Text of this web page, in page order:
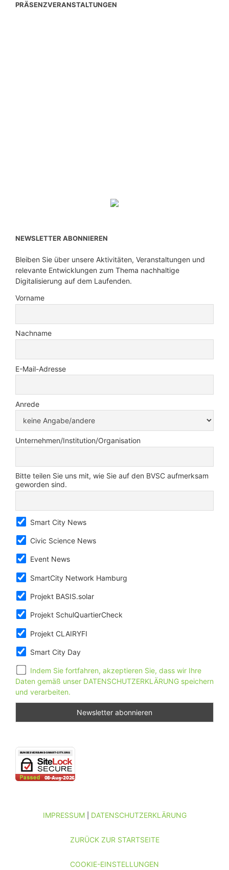
PRÄSENZVERANSTALTUNGEN
NEWSLETTER ABONNIEREN
Bleiben Sie über unsere Aktivitäten, Veranstaltungen und
relevante Entwicklungen zum Thema nachhaltige
Digitalisierung auf dem Laufenden.
Vorname
Nachname
E-Mail-Adresse
Anrede
Unternehmen/Institution/Organisation
Bitte teilen Sie uns mit, wie Sie auf den BVSC aufmerksam
geworden sind.
Smart City News
Civic Science News
Event News
SmartCity Network Hamburg
Projekt BASIS.solar
Projekt SchulQuartierCheck
Projekt CLAIRYFI
Smart City Day
Indem Sie fortfahren, akzeptieren Sie, dass wir Ihre
Daten gemäß unser DATENSCHUTZERKLÄRUNG speichern
und verarbeiten.
IMPRESSUM| DATENSCHUTZERKLÄRUNG
ZURÜCK ZUR STARTSEITE
COOKIE-EINSTELLUNGEN